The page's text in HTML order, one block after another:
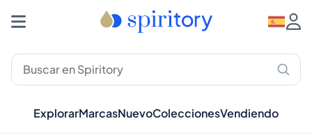
ExplorarMarcasNuevoColeccionesVendiendo